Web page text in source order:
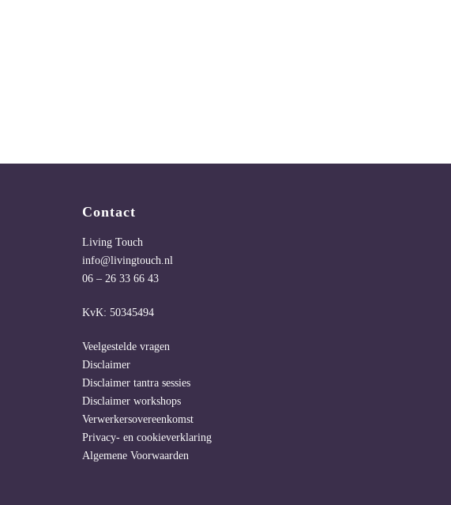
Contact
Living Touch
info@livingtouch.nl
06 – 26 33 66 43
KvK: 50345494
Veelgestelde vragen
Disclaimer
Disclaimer tantra sessies
Disclaimer workshops
Verwerkersovereenkomst
Privacy- en cookieverklaring
Algemene Voorwaarden